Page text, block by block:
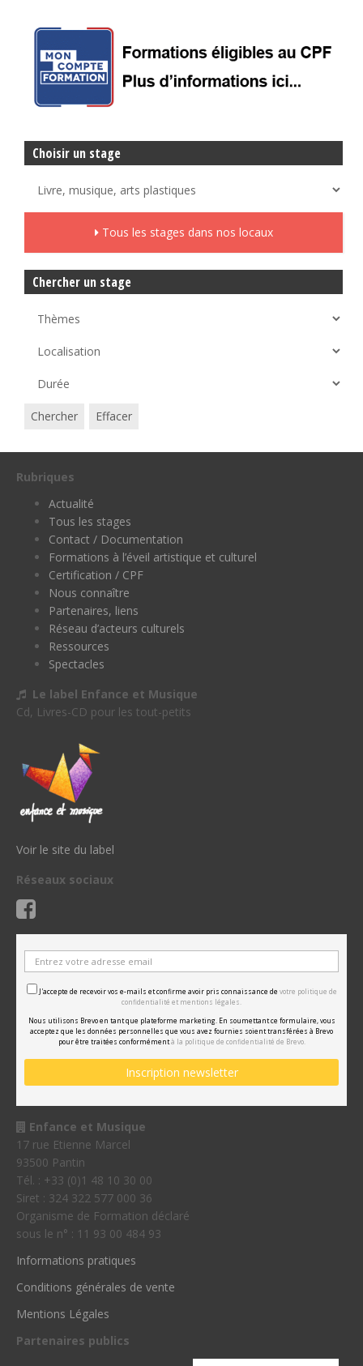
Choisir un stage
Tous les stages dans nos locaux
Chercher un stage
Chercher Effacer
Rubriques
Actualité
Tous les stages
Contact / Documentation
Formations à l’éveil artistique et culturel
Certification / CPF
Nous connaître
Partenaires, liens
Réseau d’acteurs culturels
Ressources
Spectacles
Le label Enfance et Musique
Cd, Livres-CD pour les tout-petits
Voir le site du label
Réseaux sociaux
J'accepte de recevoir vos e-mails et confirme avoir pris connaissance de votre politique de
confidentialité et mentions légales.
Nous utilisons Brevo en tant que plateforme marketing. En soumettant ce formulaire, vous
acceptez que les données personnelles que vous avez fournies soient transférées à Brevo
pour être traitées conformémentà la politique de confidentialité de Brevo.
Enfance et Musique
17 rue Etienne Marcel
93500 Pantin
Tél. : +33 (0)1 48 10 30 00
Siret : 324 322 577 000 36
Organisme de Formation déclaré
sous le n° : 11 93 00 484 93
Informations pratiques
Conditions générales de vente
Mentions Légales
Partenaires publics